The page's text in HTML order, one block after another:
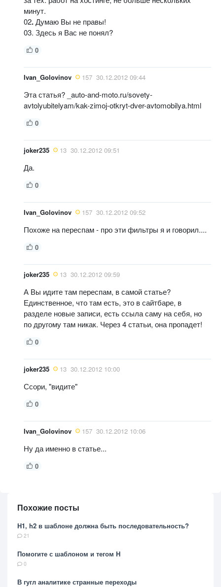
минут.
02.Думаю Вы не правы!
03. Здесь я Вас не понял?
0
Ivan_Golovinov 157 30.12.2012 09:44
Эта статья? _auto-and-moto.ru/sovety-
avtolyubitelyam/kak-zimoj-otkryt-dver-avtomobilya.html
0
joker235 13 30.12.2012 09:51
Да.
0
Ivan_Golovinov 157 30.12.2012 09:52
Похоже на переспам - про эти фильтры я и говорил....
0
joker235 13 30.12.2012 09:59
А Вы идите там переспам, в самой статье?
Единственное, что там есть, это в сайтбаре, в
разделе новые записи, есть ссыла саму на себя, но
по другому там никак. Через 4 статьи, она пропадет!
0
joker235 13 30.12.2012 10:00
Ссори, "видите"
0
Ivan_Golovinov 157 30.12.2012 10:06
Ну да именно в статье...
0
Похожие посты
H1, h2 в шаблоне должна быть последовательность?
21
Помогите с шаблоном и тегом H
0
В гугл аналитике странные переходы